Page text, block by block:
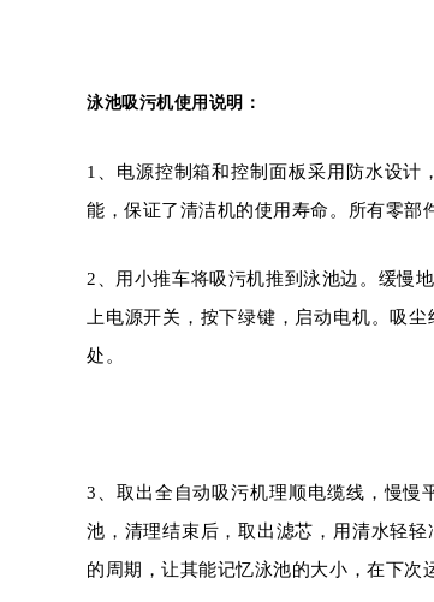
泳池吸污机使用说明：
1、电源控制箱和控制面板采用防水设计
能，保证了清洁机的使用寿命。所有零部
2、用小推车将吸污机推到泳池边。缓慢
上电源开关，按下绿键，启动电机。吸
处。
3、取出全自动吸污机理顺电缆线，慢慢
池，清理结束后，取出滤芯，用清水轻轻
的周期，让其能记忆泳池的大小，在下次